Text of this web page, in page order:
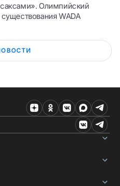
Олимпийский
WADA